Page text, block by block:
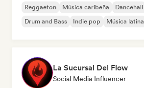
Reggaeton Música caribeña Dancehall
Drum and Bass
Indie pop Música latina
La Sucursal Del Flow
Social Media Influencer